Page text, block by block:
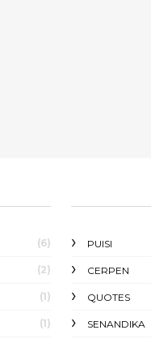
(6)
(2)
(1)
(1)
PUISI
CERPEN
QUOTES
SENANDIKA